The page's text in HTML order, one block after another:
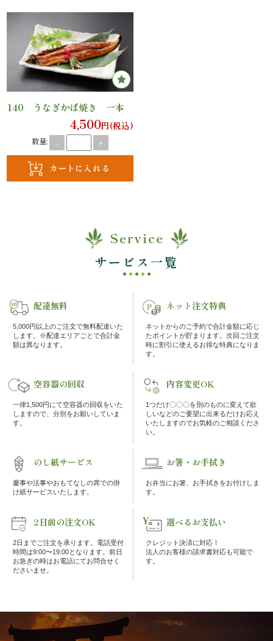
祝
い
会
議・
修
ラ
労
会
ケ・
イ
ン
ト
接
待・
お
て
140 うなぎかば焼き 一本
4,500円(税込)
数量: - +
Service
サービス一覧
配達無料
5,000円以上のご注文で無料配達いた
します。※配達エリアごとで合計金
額は異なります。
ネット注文特典
ネットからのご予約で合計金額に応じ
たポイントが貯まります。次回ご注文
時に割引に使えるお得な特典になりま
す。
空容器の回収
一律1,500円にて空容器の回収をいた
しますので、分別をお願いしていま
す。
内容変更OK
1つだけ〇〇〇を別のものに変えて欲
しいなどのご要望に出来るだけお応え
いたしますのでお気軽のご相談くださ
い。
のし紙サービス
慶事や法事やおもてなしの席での掛
け紙サービスいたします。
お箸・お手拭き
お弁当にお箸、お手拭きをお付けしま
す。
2日前の注文OK
2日までご注文を承ります。電話受付
時間は9:00〜19:00となります。前日
お急ぎの時はお電話にてお問合せく
ださいませ。
選べるお支払い
クレジット決済に対応！
法人のお客様の請求書対応も可能で
す。